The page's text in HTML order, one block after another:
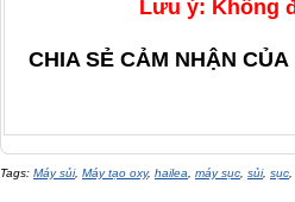
Lưu ý: Không
CHIA SẺ CẢM NHẬN
Tags: Máy sủi, Máy tạo oxy, hailea máy sục sủi, sục